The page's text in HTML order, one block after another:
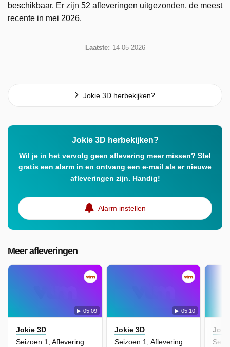
beschikbaar. Er zijn 52 afleveringen uitgezonden, de meest
recente in mei 2026.
Laatste: 14-05-2026
Jokie 3D herbekijken?
Jokie 3D herbekijken?
Wil je in het vervolg geen aflevering meer missen? Stel
gratis een alarm in en ontvang een e-mail als er nieuwe
afleveringen zijn. Handig!
Alarm instellen
Meer afleveringen
05:09
Jokie 3D
Seizoen 1, Aflevering 17 - Specht
05:10
Jokie 3D
Seizoen 1, Aflevering 18 - Opruimen